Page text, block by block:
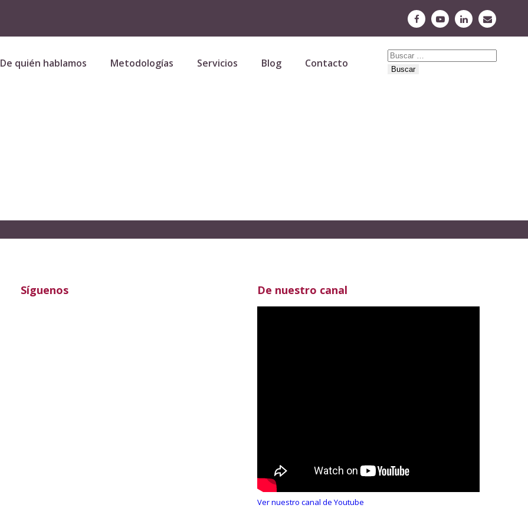
De quién hablamos Metodologías Servicios Blog Contacto
Buscar:
Síguenos De nuestro canal
Ver nuestro canal de Youtube